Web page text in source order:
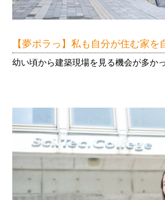
【夢ポラっ】私も自分が住む家を
幼い頃から建築現場を見る機会が多かっ